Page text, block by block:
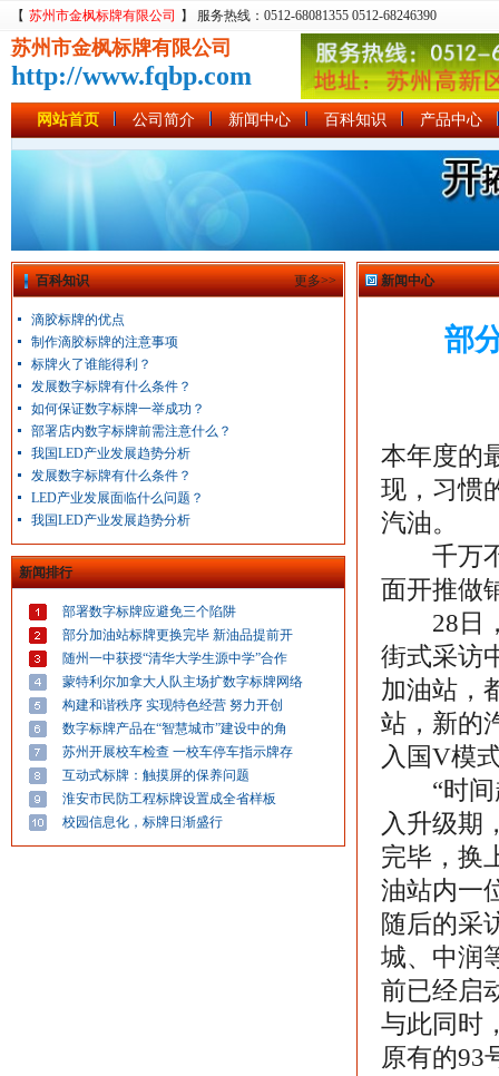
【 苏州市金枫标牌有限公司 】 服务热线：0512-68081355 0512-68246390
苏州市金枫标牌有限公司
http://www.fqbp.com
网站首页 公司简介 新闻中心 百科知识 产品中心
百科知识 更多>>
滴胶标牌的优点
制作滴胶标牌的注意事项
标牌火了谁能得利？
发展数字标牌有什么条件？
如何保证数字标牌一举成功？
部署店内数字标牌前需注意什么？
我国LED产业发展趋势分析
发展数字标牌有什么条件？
LED产业发展面临什么问题？
我国LED产业发展趋势分析
新闻排行
部署数字标牌应避免三个陷阱
部分加油站标牌更换完毕 新油品提前开
随州一中获授“清华大学生源中学”合作
蒙特利尔加拿大人队主场扩数字标牌网络
构建和谐秩序 实现特色经营 努力开创
数字标牌产品在“智慧城市”建设中的角
苏州开展校车检查 一校车停车指示牌存
互动式标牌：触摸屏的保养问题
淮安市民防工程标牌设置成全省样板
校园信息化，标牌日渐盛行
新闻中心
部
本年度的
现，习惯
汽油。
千万不
面开推做
28日，
街式采访
加油站，
站，新的
入国V模
“时间越
入升级期
完毕，换
油站内一
随后的采
城、中润
前已经启
与此同时
原有的93